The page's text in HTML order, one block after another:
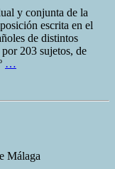
y conjunta de la
escrita en el
de distintos
203 sujetos, de
…
Málaga